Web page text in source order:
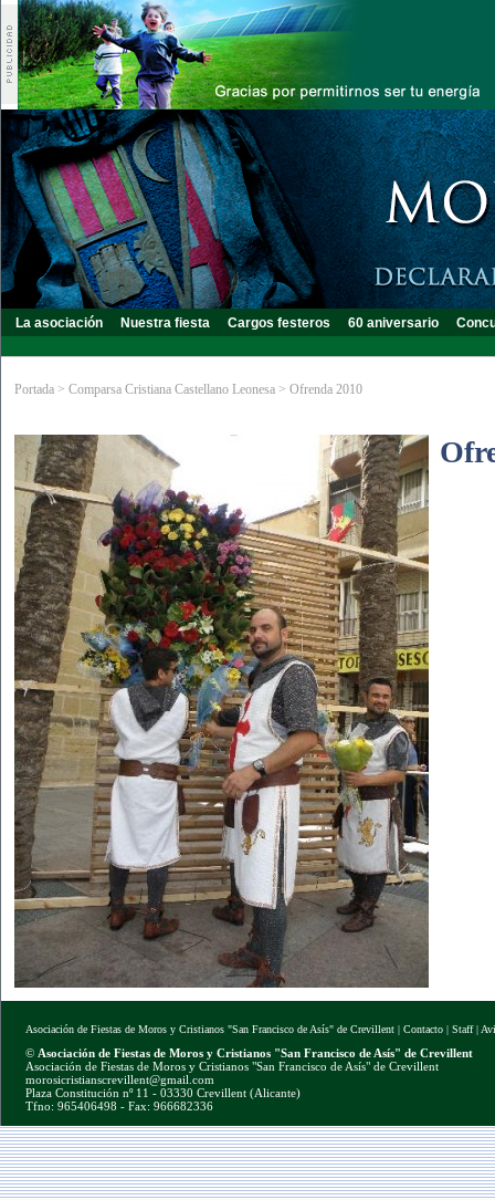
La asociación Nuestra fiesta Cargos festeros 60 aniversario
Portada > Comparsa Cristiana Castellano Leonesa > Ofrenda 2010
Asociación de Fiestas de Moros y Cristianos "San Francisco de Asís" de Crevillent | Contacto | Staff|
© Asociación de Fiestas de Moros y Cristianos "San Francisco de Asís" de Crevillent
Asociación de Fiestas de Moros y Cristianos "San Francisco de Asís" de Crevillent
morosicristianscrevillent@gmail.com
Plaza Constitución nº 11 - 03330 Crevillent (Alicante)
Tfno: 965406498 - Fax: 966682336